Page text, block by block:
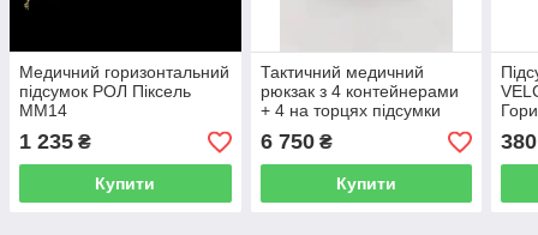
Медичний горизонтальний
підсумок РОЛ Піксель
ММ14
1 235 ₴
Купити
Тактичний медичний
рюкзак з 4 контейнерами
+ 4 на торцях підсумки
для турнікету Мультикам
6 750₴
Купити
або
380